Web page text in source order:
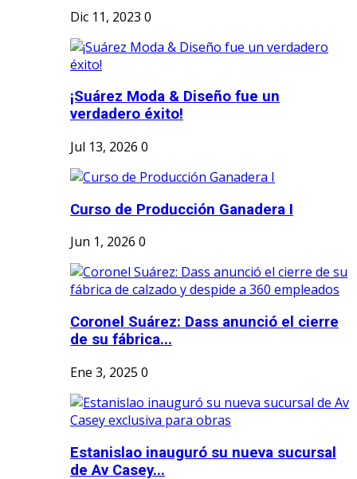
Dic 11, 2023 0
¡Suárez Moda & Diseño fue un
verdadero éxito!
Jul 13, 2026 0
Curso de Producción Ganadera I
Jun 1, 2026 0
Coronel Suárez: Dass anunció el cierre
de su fábrica...
Ene 3, 2025 0
Estanislao inauguró su nueva sucursal
de Av Casey...